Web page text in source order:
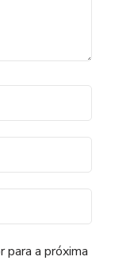
para a próxima